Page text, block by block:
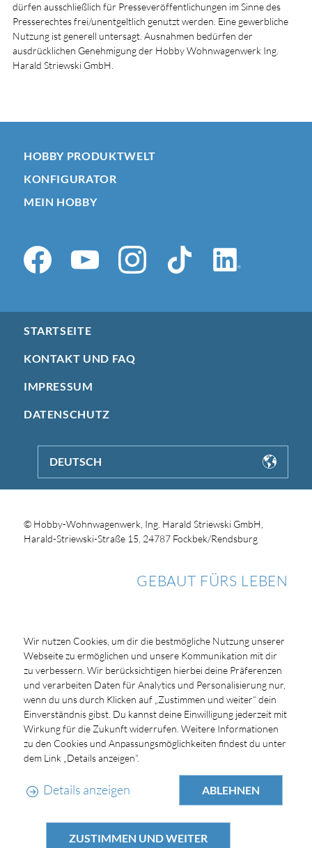
dürfen ausschließlich für Presseveröffentlichungen im Sinne des
Presserechtes frei/unentgeltlich genutzt werden. Eine gewerbliche
Nutzung ist generell untersagt. Ausnahmen bedürfen der
ausdrücklichen Genehmigung der Hobby Wohnwagenwerk Ing.
Harald Striewski GmbH.
HOBBY PRODUKTWELT
KONFIGURATOR
MEIN HOBBY
STARTSEITE
KONTAKT UND FAQ
IMPRESSUM
DATENSCHUTZ
DEUTSCH
© Hobby-Wohnwagenwerk, Ing. Harald Striewski GmbH,
Harald-Striewski-Straße 15, 24787 Fockbek/Rendsburg
GEBAUT FÜRS LEBEN
Wir nutzen Cookies, um dir die bestmögliche Nutzung unserer
Webseite zu ermöglichen und unsere Kommunikation mit dir
zu verbessern. Wir berücksichtigen hierbei deine Präferenzen
und verarbeiten Daten für Analytics und Personalisierung nur,
wenn du uns durch Klicken auf „Zustimmen und weiter“ dein
Einverständnis gibst. Du kannst deine Einwilligung jederzeit mit
Wirkung für die Zukunft widerrufen. Weitere Informationen
zu den Cookies und Anpassungsmöglichkeiten findest du unter
dem Link „Details anzeigen“.
Details anzeigen ABLEHNEN
ZUSTIMMEN UND WEITER